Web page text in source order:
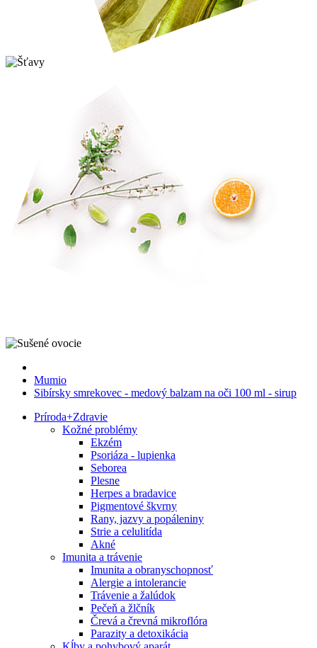
Mumio
Sibírsky smrekovec - medový balzam na oči 100 ml - sirup
Príroda+Zdravie
Kožné problémy
Ekzém
Psoriáza - lupienka
Seborea
Plesne
Herpes a bradavice
Pigmentové škvrny
Rany, jazvy a popáleniny
Strie a celulitída
Akné
Imunita a trávenie
Imunita a obranyschopnosť
Alergie a intolerancie
Trávenie a žalúdok
Pečeň a žlčník
Črevá a črevná mikroflóra
Parazity a detoxikácia